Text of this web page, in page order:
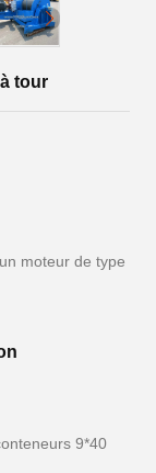
tour
moteur de type
9*40